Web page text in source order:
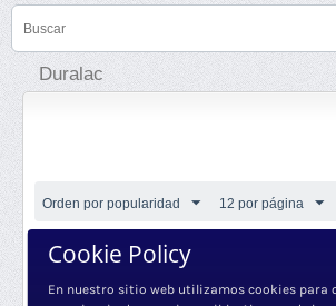
Duralac
Orden por popularidad 12 por página
Cookie Policy
En nuestro sitio web utilizamos cookies para